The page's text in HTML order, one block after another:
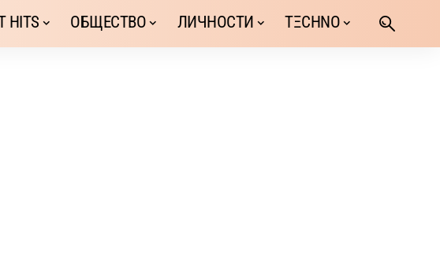
HITS ОБЩЕСТВО ЛИЧНОСТИ TΞCHNO